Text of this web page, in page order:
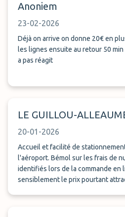
Anoniem
23-02-2026
Déjà on arrive on donne 20€ en
les lignes ensuite au retour 50
a pas réagit
LE GUILLOU-
20-01-2026
Accueil et facilité de
l'aéroport. Bémol sur les frais de
identifiés lors de la commande en
sensiblement le prix pourtant